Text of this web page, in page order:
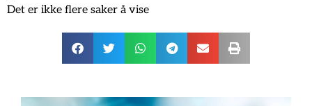
Det er ikke flere saker å vise